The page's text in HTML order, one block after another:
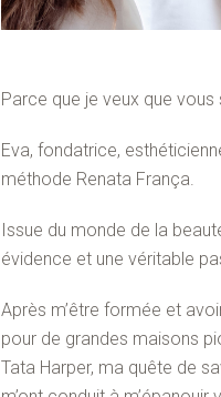
Parce que je veux que
Eva, fondatrice,
méthode Renata França.
Issue du monde de la
évidence et une véritable
Après m’être formée et
pour de grandes maisons
Tata Harper, ma quête de